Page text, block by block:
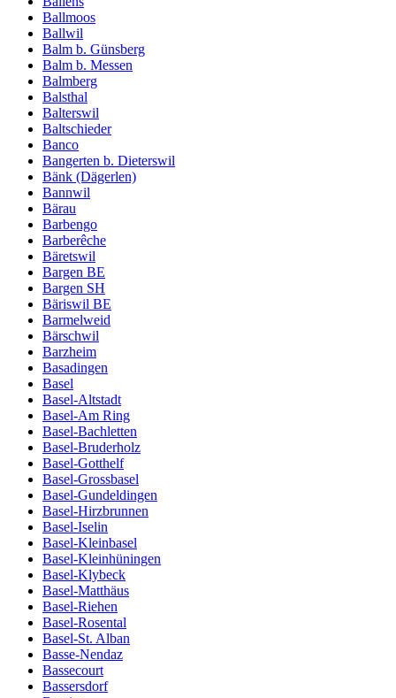
Ballmoos
Ballwil
Balm b. Günsberg
Balm b. Messen
Balmberg
Balsthal
Balterswil
Baltschieder
Banco
Bangerten b. Dieterswil
Bänk (Dägerlen)
Bannwil
Bärau
Barbengo
Barberêche
Bäretswil
Bargen BE
Bargen SH
Bäriswil BE
Barmelweid
Bärschwil
Barzheim
Basadingen
Basel
Basel-Altstadt
Basel-Am Ring
Basel-Bachletten
Basel-Bruderholz
Basel-Gotthelf
Basel-Grossbasel
Basel-Gundeldingen
Basel-Hirzbrunnen
Basel-Iselin
Basel-Kleinbasel
Basel-Kleinhüningen
Basel-Klybeck
Basel-Matthäus
Basel-Riehen
Basel-Rosental
Basel-St. Alban
Basse-Nendaz
Bassecourt
Bassersdorf